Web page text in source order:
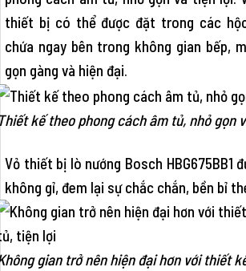
thiết bị có thể được đặt trong các
chứa ngay bên trong không gian bếp,
gọn gàng và hiện đại.
kế theo phong cách âm tủ, nhỏ gọn
Vỏ thiết bị lò nướng Bosch HBG675BB1
không gỉ, đem lại sự chắc chắn, bền bỉ
gian trở nên hiện đại hơn với thiết